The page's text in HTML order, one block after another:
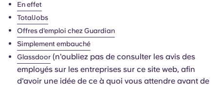
En effet
TotalJobs
Offres d'emploi chez Guardian
Simplement embauché
Glassdoor (n'oubliez pas de consulter les avis des
employés sur les entreprises sur ce site web, afin
d'avoir une idée de ce à quoi vous attendre avant de